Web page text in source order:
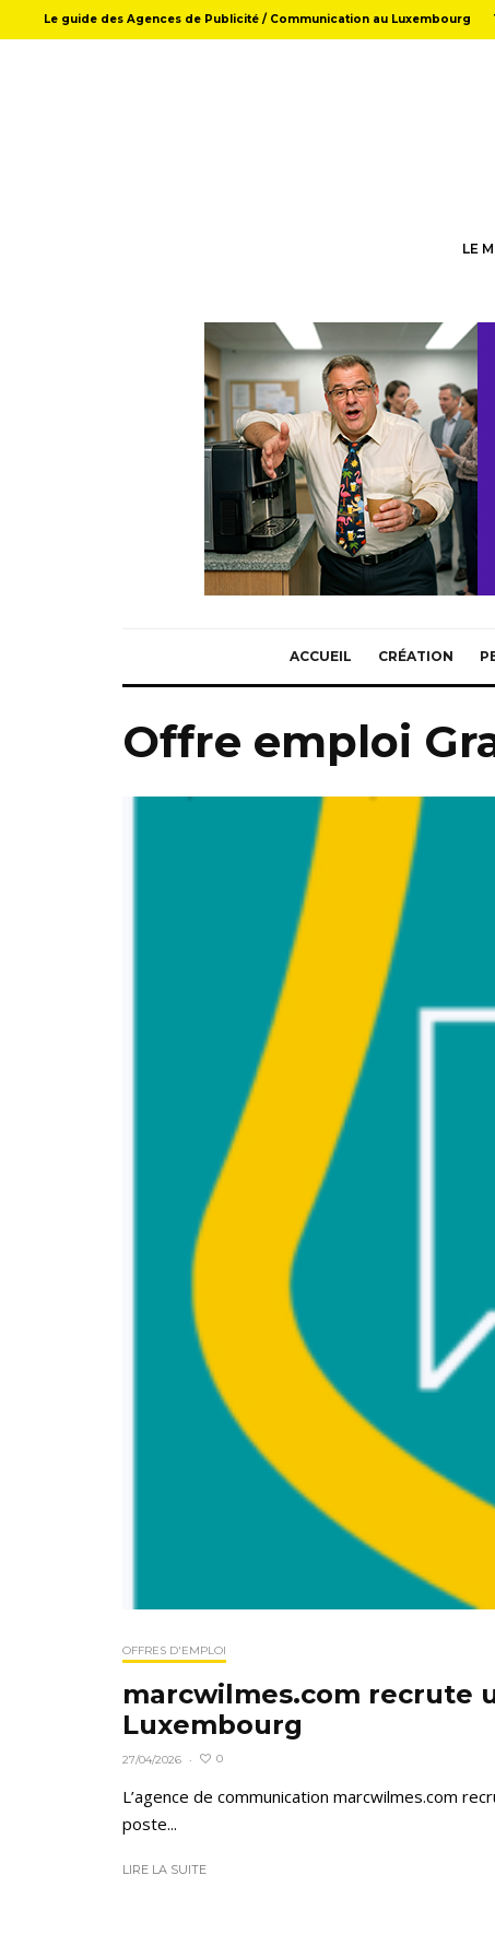
Le guide des Agences de Publicité / Communication au Luxembourg
LE
ACCUEIL CRÉATION
Offre emploi
OFFRES D'EMPLOI
marcwilmes.com recrute
Luxembourg
27/04/2026 · 0
L’agence de communication marcwilmes.com
poste...
LIRE LA SUITE